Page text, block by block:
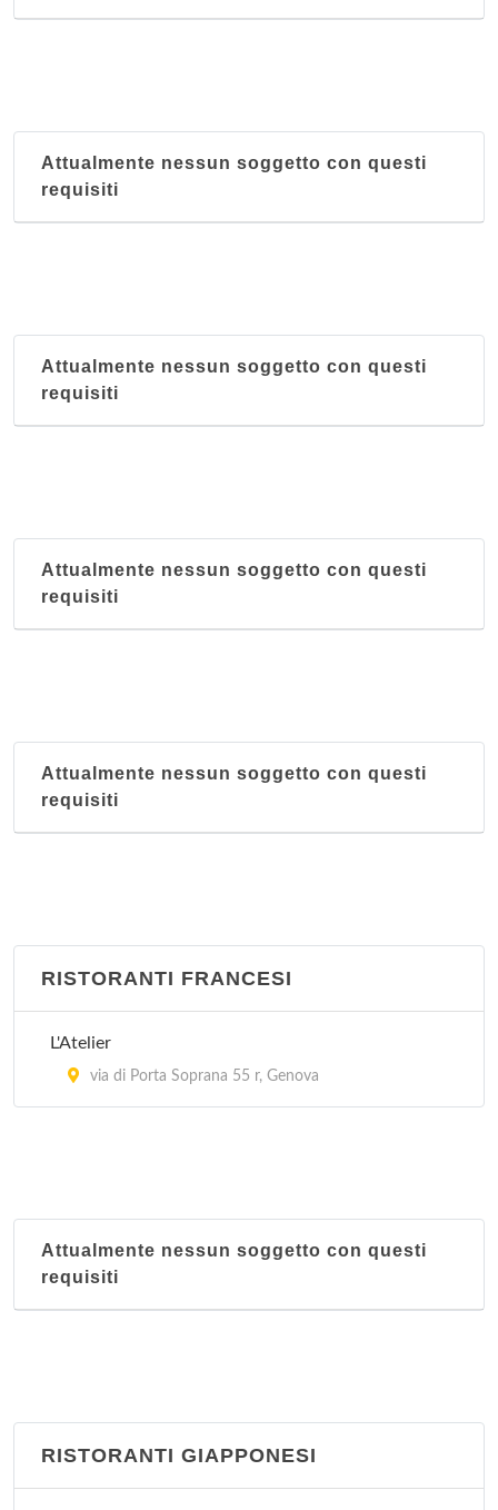
Jin Zong Bao
corso Firenze 107 r, Genova
Attualmente nessun soggetto con questi
requisiti
Attualmente nessun soggetto con questi
requisiti
Attualmente nessun soggetto con questi
requisiti
Attualmente nessun soggetto con questi
requisiti
RISTORANTI FRANCESI
L'Atelier
via di Porta Soprana 55 r, Genova
Attualmente nessun soggetto con questi
requisiti
RISTORANTI GIAPPONESI